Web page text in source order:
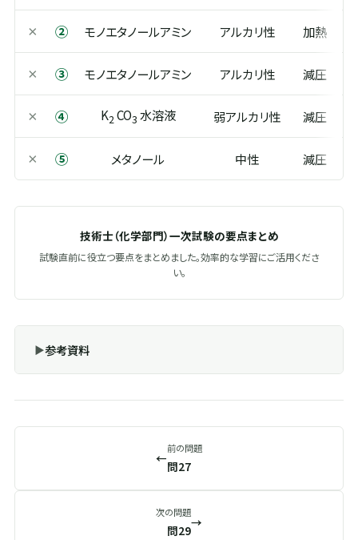
× ② モノエタノールアミン アルカリ性 加熱
× ③ モノエタノールアミン アルカリ性 減圧
× ④ K2CO3 水溶液 弱アルカリ性 減圧
× ⑤ メタノール 中性 減圧
技術士（化学部門）一次試験の要点まとめ
試験直前に役立つ要点をまとめました。効率的な学習にご活用くださ
い。
参考資料
←
前の問題
問27
次の問題
問29
→